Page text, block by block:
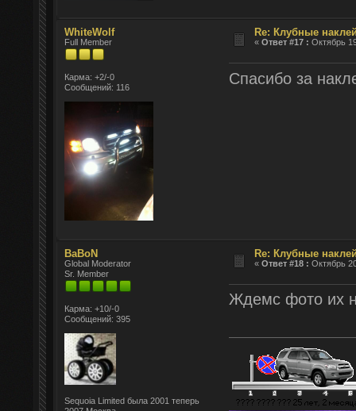
WhiteWolf
Full Member
Карма: +2/-0
Сообщений: 116
Re: Клубные
«Ответ #17 : Октябрь
Спасибо за
BaBoN
Global Moderator
Sr. Member
Карма: +10/-0
Сообщений: 395
Sequoia Limited была 2001 теперь
Re: Клубные
«Ответ #18 : Октябрь
Ждемс фото их